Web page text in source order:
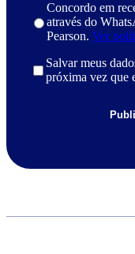
Concordo em
através do
Pearson. Ver
Salvar meus
próxima vez que